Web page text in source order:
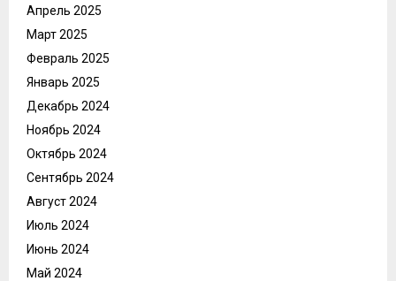
Апрель 2025
Март 2025
Февраль 2025
Январь 2025
Декабрь 2024
Ноябрь 2024
Октябрь 2024
Сентябрь 2024
Август 2024
Июль 2024
Июнь 2024
Май 2024